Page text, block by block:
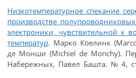
Низкотемпературное спекание
производстве
электроники, чувствительной к
температур. Марко Коелинк
де Монши (Michiel de Monchy).
Набережных, Павел Башта. № 4,